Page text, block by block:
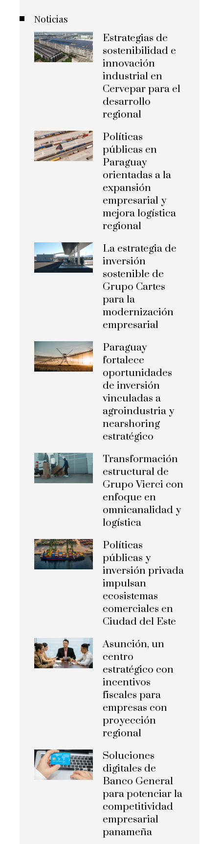
Noticias
Estrategias de
sostenibilidad e
innovación
industrial en
Cervepar para el
desarrollo
regional
Políticas
públicas en
Paraguay
orientadas a la
expansión
empresarial y
mejora logística
regional
La estrategia de
inversión
sostenible de
Grupo Cartes
para la
modernización
empresarial
Paraguay
fortalece
oportunidades
de inversión
vinculadas a
agroindustria y
nearshoring
estratégico
Transformación
estructural de
Grupo Vierci con
enfoque en
omnicanalidad y
logística
Políticas
públicas y
inversión privada
impulsan
ecosistemas
comerciales en
Ciudad del Este
Asunción, un
centro
estratégico con
incentivos
fiscales para
empresas con
proyección
regional
Soluciones
digitales de
Banco General
para potenciar la
competitividad
empresarial
panameña